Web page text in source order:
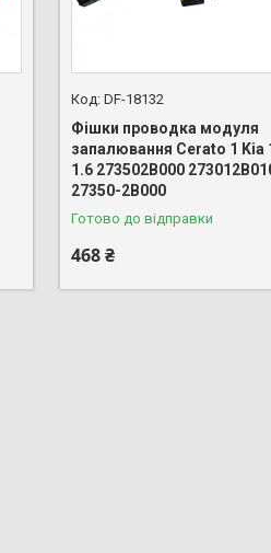
DF-18132
Фішки проводка модуля
запалювання Cerato 1 Kia
1.6 273502B000
27350-2B000
Готово до відправки
468 ₴